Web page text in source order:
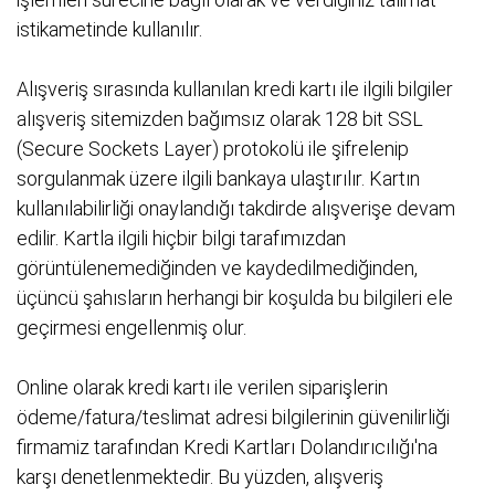
istikametinde kullanılır.
Alışveriş sırasında kullanılan kredi kartı ile ilgili bilgiler
alışveriş sitemizden bağımsız olarak 128 bit SSL
(Secure Sockets Layer) protokolü ile şifrelenip
sorgulanmak üzere ilgili bankaya ulaştırılır. Kartın
kullanılabilirliği onaylandığı takdirde alışverişe devam
edilir. Kartla ilgili hiçbir bilgi tarafımızdan
görüntülenemediğinden ve kaydedilmediğinden,
üçüncü şahısların herhangi bir koşulda bu bilgileri ele
geçirmesi engellenmiş olur.
Online olarak kredi kartı ile verilen siparişlerin
ödeme/fatura/teslimat adresi bilgilerinin güvenilirliği
firmamiz tarafından Kredi Kartları Dolandırıcılığı'na
karşı denetlenmektedir. Bu yüzden, alışveriş